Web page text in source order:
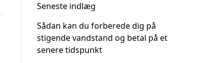
Seneste indlæg
Sådan kan du forberede dig på
stigende vandstand og betal på et
senere tidspunkt